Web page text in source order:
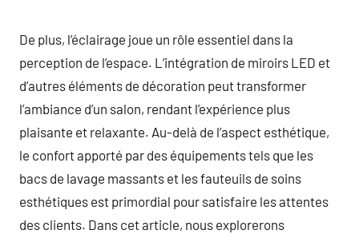
De plus, l’éclairage joue un rôle essentiel dans la
perception de l’espace. L’intégration de miroirs LED et
d’autres éléments de décoration peut transformer
l’ambiance d’un salon, rendant l’expérience plus
plaisante et relaxante. Au-delà de l’aspect esthétique,
le confort apporté par des équipements tels que les
bacs de lavage massants et les fauteuils de soins
esthétiques est primordial pour satisfaire les attentes
des clients. Dans cet article, nous explorerons